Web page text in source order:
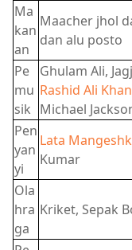
Ma
kan
an
Maacher jhol
dan alu posto
Pe
mu
sik
Ghulam Ali,
Rashid Ali Khan
Michael
Pen
yan
yi
Lata
Kumar
Ola
hra
ga
Kriket, Sepak